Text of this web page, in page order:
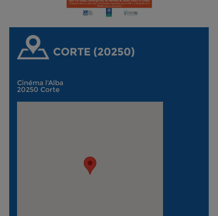
CORTE (20250)
Cinéma l'Alba
20250 Corte